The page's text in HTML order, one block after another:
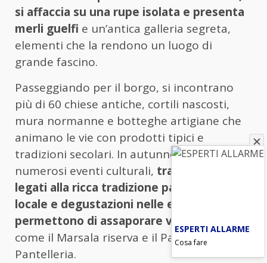
si affaccia su una rupe isolata e presenta
merli guelfi e un’antica galleria segreta,
elementi che la rendono un luogo di
grande fascino.
Passeggiando per il borgo, si incontrano
più di 60 chiese antiche, cortili nascosti,
mura normanne e botteghe artigiane che
animano le vie con prodotti tipici e
tradizioni secolari. In autunno, Erice ospita
numerosi eventi culturali, tra cui festival
legati alla ricca tradizione pasticcera
locale e degustazioni nelle enoteche, che
permettono di assaporare vini pregiati
come il Marsala riserva e il Passito di
Pantelleria.
ESPERTI ALLARME
Cosa fare